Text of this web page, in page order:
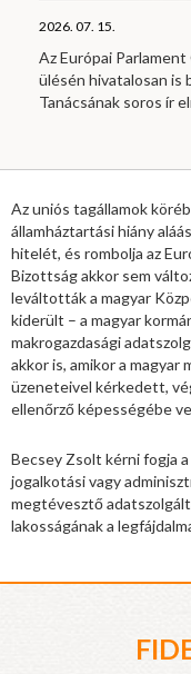
2026. 07. 15.
Az Európai
ülésén hivatalosan is
Tanácsának soros ír
Az uniós tagállamok
államháztartási hiány
hitelét, és rombolja az
Bizottság akkor sem
leváltották a magyar
kiderült – a magyar
makrogazdasági
akkor is, amikor a
üzeneteivel kérkedett,
ellenőrző képességébe
Becsey Zsolt kérni fogja
jogalkotási vagy
megtévesztő
lakosságának a